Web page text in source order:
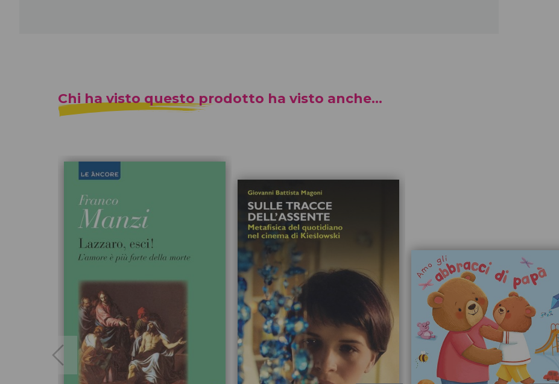
Chi ha visto questo prodotto ha visto anche...